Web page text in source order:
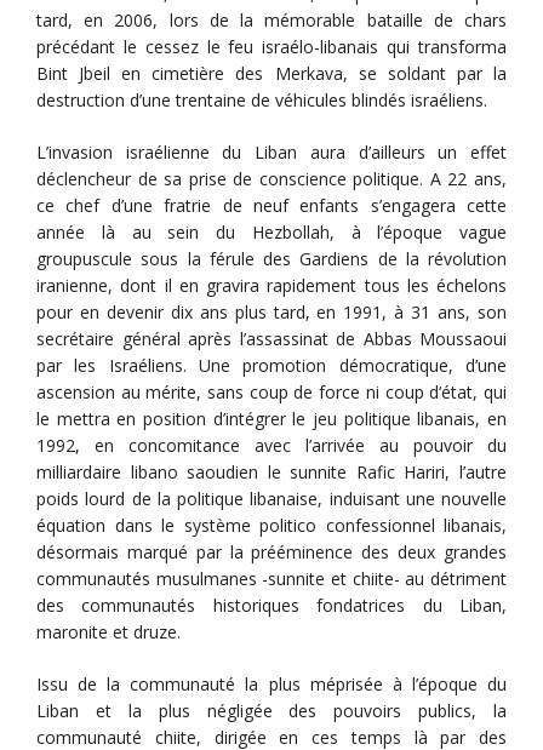
tard, en 2006, lors de la mémorable bataille de chars
précédant le cessez le feu israélo-libanais qui transforma
Bint Jbeil en cimetière des Merkava, se soldant par la
destruction d’une trentaine de véhicules blindés israéliens.
L’invasion israélienne du Liban aura d’ailleurs un effet
déclencheur de sa prise de conscience politique. A 22 ans,
ce chef d’une fratrie de neuf enfants s’engagera cette
année là au sein du Hezbollah, à l’époque vague
groupuscule sous la férule des Gardiens de la révolution
iranienne, dont il en gravira rapidement tous les échelons
pour en devenir dix ans plus tard, en 1991, à 31 ans, son
secrétaire général après l’assassinat de Abbas Moussaoui
par les Israéliens. Une promotion démocratique, d’une
ascension au mérite, sans coup de force ni coup d‘état, qui
le mettra en position d’intégrer le jeu politique libanais, en
1992, en concomitance avec l’arrivée au pouvoir du
milliardaire libano saoudien le sunnite Rafic Hariri, l’autre
poids lourd de la politique libanaise, induisant une nouvelle
équation dans le système politico confessionnel libanais,
désormais marqué par la prééminence des deux grandes
communautés musulmanes -sunnite et chiite- au détriment
des communautés historiques fondatrices du Liban,
maronite et druze.
Issu de la communauté la plus méprisée à l’époque du
Liban et la plus négligée des pouvoirs publics, la
communauté chiite, dirigée en ces temps là par des